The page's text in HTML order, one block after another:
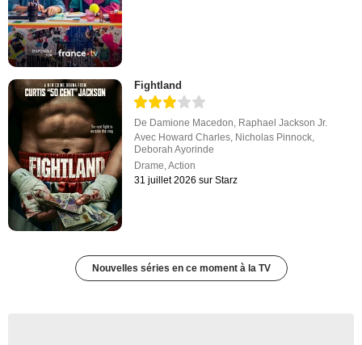
Fightland
De Damione Macedon Raphael Jackson Jr.
Avec Howard Charles Nicholas Pinnock
Deborah Ayorinde
Drame ,Action
31 juillet 2026 sur Starz
Nouvelles séries en ce moment à la TV